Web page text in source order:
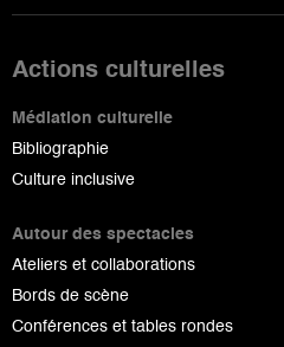
Actions culturelles
Médiation culturelle
Bibliographie
Culture inclusive
Autour des spectacles
Ateliers et collaborations
Bords de scène
Conférences et tables rondes